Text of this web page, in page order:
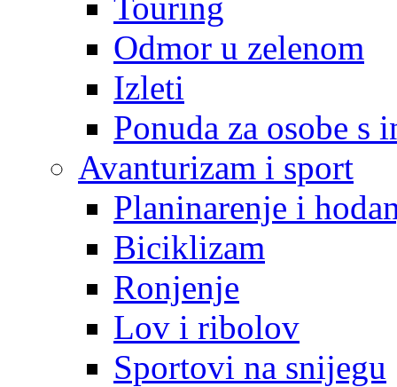
Odmor u zelenom
Izleti
Ponuda za osobe s
Avanturizam i sport
Planinarenje i
Biciklizam
Ronjenje
Lov i ribolov
Sportovi na snijegu